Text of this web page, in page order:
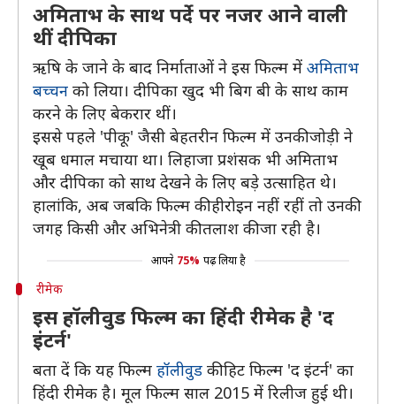
अमिताभ के साथ पर्दे पर नजर आने वाली
थीं दीपिका
ऋषि के जाने के बाद निर्माताओं ने इस फिल्म में अमिताभ
बच्चन को लिया। दीपिका खुद भी बिग बी के साथ काम
करने के लिए बेकरार थीं।
इससे पहले 'पीकू' जैसी बेहतरीन फिल्म में उनकी जोड़ी ने
खूब धमाल मचाया था। लिहाजा प्रशंसक भी अमिताभ
और दीपिका को साथ देखने के लिए बड़े उत्साहित थे।
हालांकि, अब जबकि फिल्म की हीरोइन नहीं रहीं तो उनकी
जगह किसी और अभिनेत्री की तलाश की जा रही है।
आपने 75% पढ़ लिया है
रीमेक
इस हॉलीवुड फिल्म का हिंदी रीमेक है 'द
इंटर्न'
बता दें कि यह फिल्म हॉलीवुड की हिट फिल्म 'द इंटर्न' का
हिंदी रीमेक है। मूल फिल्म साल 2015 में रिलीज हुई थी।